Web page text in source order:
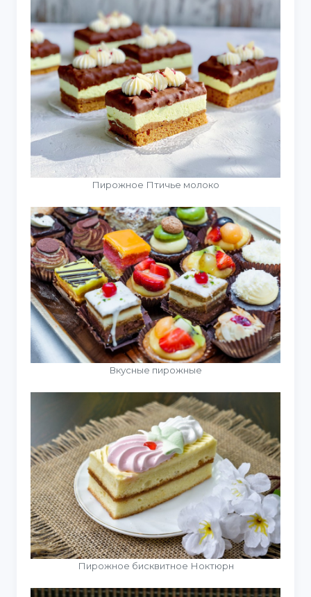
Пирожное Птичье молоко
Вкусные пирожные
Пирожное бисквитное Ноктюрн